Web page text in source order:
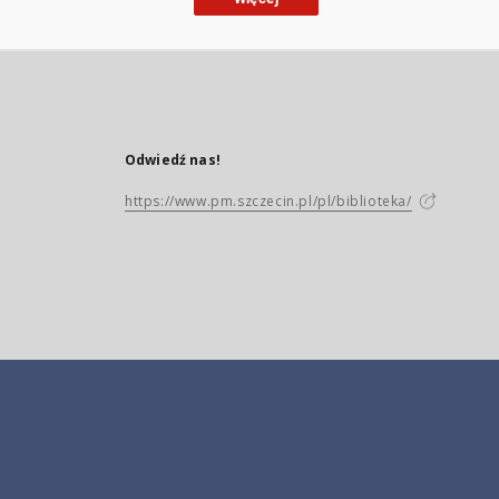
Odwiedź nas!
https://www.pm.szczecin.pl/pl/biblioteka/